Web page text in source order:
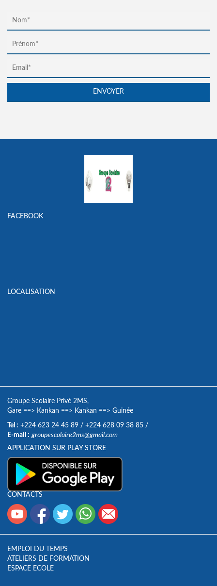
FACEBOOK
LOCALISATION
Groupe Scolaire Privé 2MS,
Gare ==> Kankan ==> Kankan ==> Guinée
Tel : +224 623 24 45 89 / +224 628 09 38 85 /
E-mail : groupescolaire2ms@gmail.com
APPLICATION SUR PLAY STORE
CONTACTS
EMPLOI DU TEMPS
ATELIERS DE FORMATION
ESPACE ECOLE